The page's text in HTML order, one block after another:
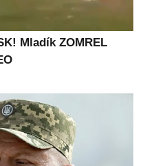
Mladík ZOMREL